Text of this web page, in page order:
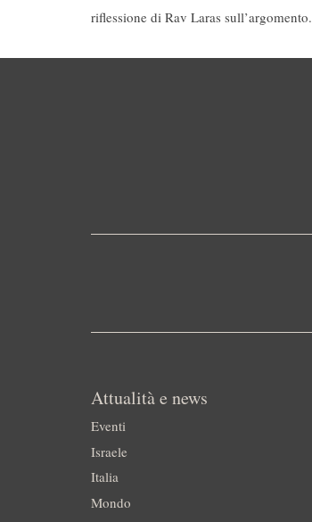
riflessione di Rav Laras sull’argomento.
Attualità e news
Eventi
Israele
Italia
Mondo